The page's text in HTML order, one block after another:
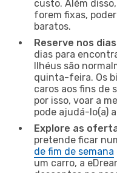
custo. Além
forem fixas,
baratos.
Reserve nos
dias para
Ilhéus são
quinta-feira. Os
caros aos fins de
por isso, voar a
pode ajudá-lo(a)
Explore as
pretende ficar
de fim de semana
um carro, a